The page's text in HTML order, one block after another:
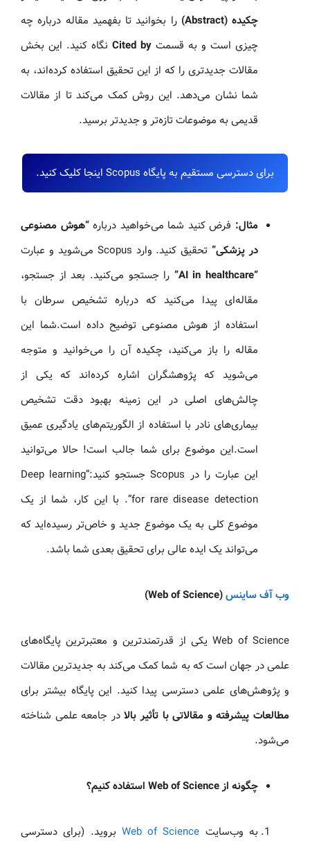
چکیده (Abstract)
را بخوانید تا بفهمید مقاله درباره چه
چیزی است و به قسمت Cited by نگاه کنید. این بخش
مقالات جدیدتری را که از این تحقیق استفاده کرده‌اند، به
شما نشان می‌دهد. این روش کمک می‌کند تا از مقالات
قدیمی به موضوعات تازه‌تر و جدیدتر برسید.
برای دسترسی مستقیم به پایگاه Scopus اینجا کلیک کنید.
مثال: فرض کنید شما می‌خواهید درباره“هوش مصنوعی
در پزشکی”تحقیق کنید. وارد Scopus می‌شوید و عبارت
“AI in healthcare”
را جستجو می‌کنید. بعد از جستجو،
مقاله‌ای پیدا می‌کنید که درباره تشخیص سرطان با
استفاده از هوش مصنوعی توضیح داده است.شما این
مقاله را باز می‌کنید، چکیده آن را می‌خوانید و متوجه
می‌شوید که پژوهشگران اشاره کرده‌اند که یکی از
چالش‌های اصلی در این زمینه بهبود دقت تشخیص
بیماری‌های نادر با استفاده از الگوریتم‌های یادگیری عمیق
است.این موضوع برای شما جالب است! حالا می‌توانید
این عبارت را در Scopus جستجو کنید:”Deep learning
for rare disease detection”. با این کار، شما از یک
موضوع کلی به یک موضوع جدید و خاص‌تر رسیده‌اید که
می‌تواند یک ایده عالی برای تحقیق بعدی شما باشد.
وب آف ساینس(Web of Science)
Web of Science یکی از قدرتمندترین و معتبرترین پایگاه‌های
علمی در جهان است که به شما کمک می‌کند به جدیدترین مقالات
و پژوهش‌های علمی دسترسی پیدا کنید. این پایگاه بیشتر برای
مطالعات پیشرفته و مقالاتی با تأثیر بالادر جامعه علمی شناخته
می‌شود.
چگونه از Web of Science استفاده کنیم؟
به وب‌سایت Web of Science بروید. (برای دسترسی